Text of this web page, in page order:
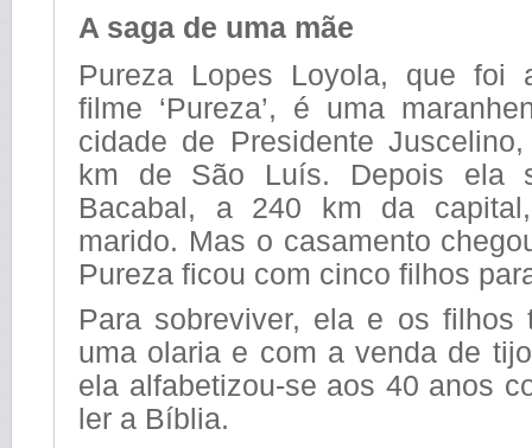
A saga de uma mãe
Pureza Lopes Loyola, que foi
filme ‘Pureza’, é uma
cidade de Presidente
km de São Luís. Depois ela
Bacabal, a 240 km da
marido. Mas o casamento
Pureza ficou com cinco filhos
Para sobreviver, ela e os filhos
uma olaria e com a venda de
ela alfabetizou-se aos 40 anos
ler a Bíblia.